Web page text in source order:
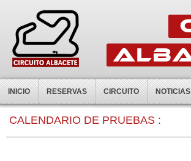
INICIO RESERVAS CIRCUITO NOTICIAS
CALENDARIO DE PRUEBAS :
0:00